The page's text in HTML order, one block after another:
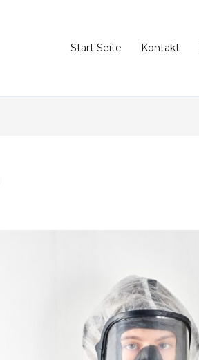
Start Seite Kontakt